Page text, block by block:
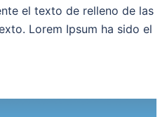
el texto de relleno de las
Lorem Ipsum ha sido el